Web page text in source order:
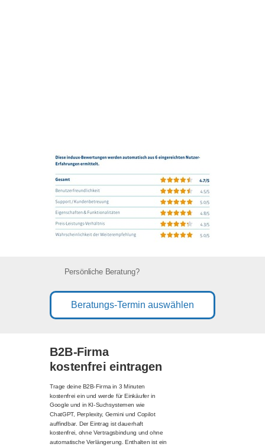
Beratungs-Termin auswählen
Persönliche Beratung?
B2B-Firma
kostenfrei eintragen
Trage deine B2B-Firma in 3 Minuten
kostenfrei ein und werde für Einkäufer in
Google und in KI-Suchsystemen wie
ChatGPT, Perplexity, Gemini und Copilot
auffindbar. Der Eintrag ist dauerhaft
kostenfrei, ohne Vertragsbindung und ohne
automatische Verlängerung. Enthalten ist ein